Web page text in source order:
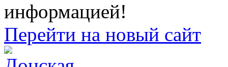
информацией!
Перейти на новый сайт